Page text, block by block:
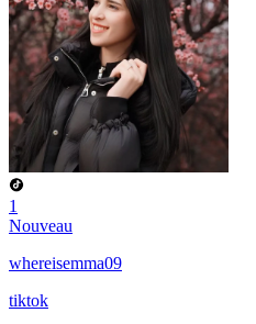
1
Nouveau
whereisemma09
tiktok